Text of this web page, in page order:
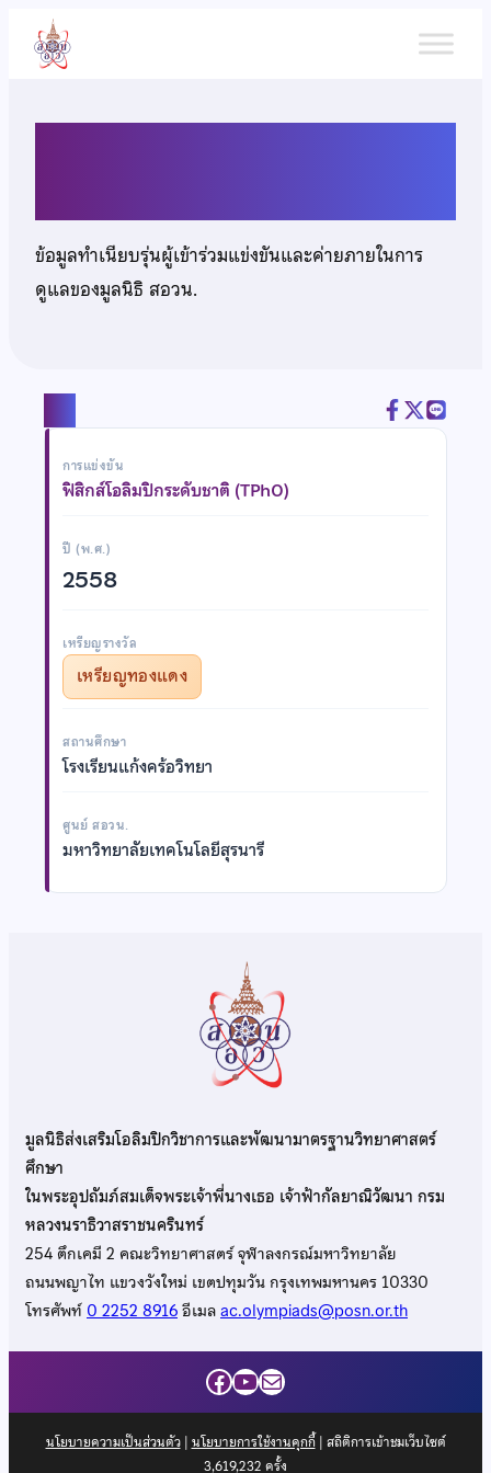
เนื้อหา
ข้อมูลทำเนียบรุ่นผู้เข้าร่วมแข่งขันและค่ายภายในการ
ดูแลของมูลนิธิ สอวน.
การแข่งขัน
ฟิสิกส์โอลิมปิกระดับชาติ (TPhO)
ปี (พ.ศ.)
2558
เหรียญรางวัล
เหรียญทองแดง
สถานศึกษา
โรงเรียนแก้งคร้อวิทยา
ศูนย์ สอวน.
มหาวิทยาลัยเทคโนโลยีสุรนารี
มูลนิธิส่งเสริมโอลิมปิกวิชาการและพัฒนามาตรฐานวิทยาศาสตร์
ศึกษา
ในพระอุปถัมภ์สมเด็จพระเจ้าพี่นางเธอ เจ้าฟ้ากัลยาณิวัฒนา กรม
หลวงนราธิวาสราชนครินทร์
254 ตึกเคมี 2 คณะวิทยาศาสตร์ จุฬาลงกรณ์มหาวิทยาลัย
ถนนพญาไท แขวงวังใหม่ เขตปทุมวัน กรุงเทพมหานคร 10330
โทรศัพท์0 2252 8916อีเมลac.olympiads@posn.or.th
Facebook
YouTube
Mail
นโยบายความเป็นส่วนตัว| นโยบายการใช้งานคุกกี้| สถิติการเข้าชมเว็บไซต์
3,619,232 ครั้ง